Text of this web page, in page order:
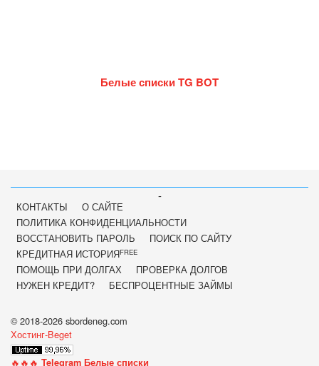
Белые списки TG BOT
-
КОНТАКТЫ
О САЙТЕ
ПОЛИТИКА КОНФИДЕНЦИАЛЬНОСТИ
ВОССТАНОВИТЬ ПАРОЛЬ
ПОИСК ПО САЙТУ
КРЕДИТНАЯ ИСТОРИЯFREE
ПОМОЩЬ ПРИ ДОЛГАХ
ПРОВЕРКА ДОЛГОВ
НУЖЕН КРЕДИТ?
БЕСПРОЦЕНТНЫЕ ЗАЙМЫ
© 2018-2026 sbordeneg.com
Хостинг-Beget
🔥🔥🔥 Telegram Белые списки